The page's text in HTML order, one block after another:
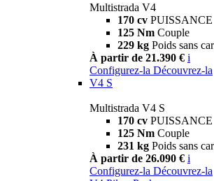
Multistrada V4
170 cv PUISSANCE
125 Nm Couple
229 kg Poids sans
À partir de 21.390 € i
Configurez-la Découvrez-la
V4 S
Multistrada V4 S
170 cv PUISSANCE
125 Nm Couple
231 kg Poids sans
À partir de 26.090 € i
Configurez-la Découvrez-la